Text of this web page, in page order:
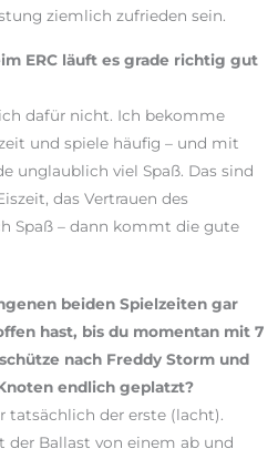
ziemlich zufrieden sein.
ERC läuft es grade richtig gut
dafür nicht. Ich bekomme
und spiele häufig – und mit
unglaublich viel Spaß. Das sind
das Vertrauen des
Spaß – dann kommt die gute
beiden Spielzeiten gar
hast, bis du momentan mit 7
nach Freddy Storm und
endlich geplatzt?
tatsächlich der erste (lacht).
der Ballast von einem ab und